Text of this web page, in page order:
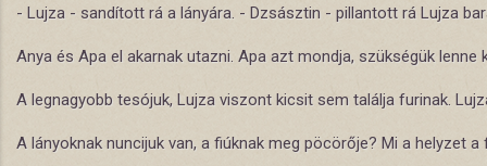
- Lujza - sandított rá a lányára. - Dzsásztin - pillantott rá Lujza
Anya és Apa el akarnak utazni. Apa azt mondja, szükségük
A legnagyobb tesójuk, Lujza viszont kicsit sem találja furinak.
A lányoknak nuncijuk van, a fiúknak meg pöcörője? Mi a